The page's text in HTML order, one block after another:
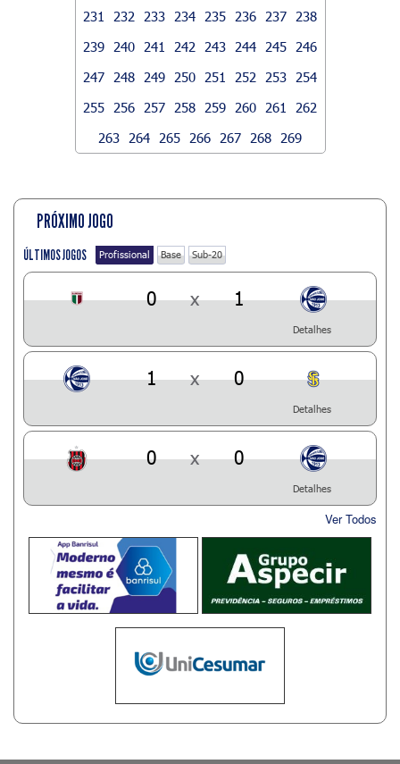
231
232 233 234 235 236 237
238
239
240 241 242 243 244 245
246
247
248 249 250 251 252 253
254
255
256 257 258 259 260 261
262
263
264 265 266 267 268 269
PRÓXIMO JOGO
ÚLTIMOS JOGOS Profissional Base Sub-20
0 x 1
Detalhes
1 x 0
Detalhes
0 x 0
Detalhes
Ver Todos